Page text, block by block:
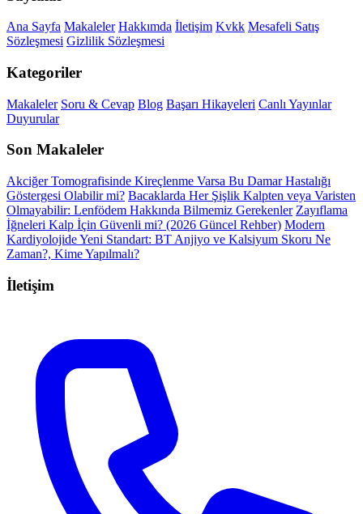
Ana Sayfa Makaleler Hakkımda İletişim Kvkk Mesafeli Satış
Sözleşmesi Gizlilik Sözleşmesi
Kategoriler
Makaleler Soru & Cevap Blog Başarı Hikayeleri Canlı Yayınlar
Duyurular
Son Makaleler
Akciğer Tomografisinde Kireçlenme Varsa Bu Damar Hastalığı
Göstergesi Olabilir mi? Bacaklarda Her Şişlik Kalpten veya Varisten
Olmayabilir: Lenfödem Hakkında Bilmemiz Gerekenler Zayıflama
İğneleri Kalp İçin Güvenli mi? (2026 Güncel Rehber) Modern
Kardiyolojide Yeni Standart: BT Anjiyo ve Kalsiyum Skoru Ne
Zaman?, Kime Yapılmalı?
İletişim